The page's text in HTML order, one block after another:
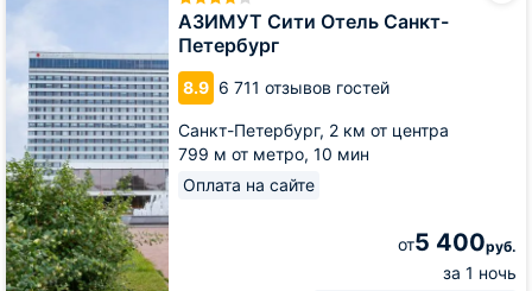
АЗИМУТ Сити Отель Санкт-
Петербург
8.9 6 711 отзывов гостей
Санкт-Петербург, 2 км от центра
799 м от метро, 10 мин
Оплата на сайте
от5 400руб.
за 1 ночь
Отель
Петербург